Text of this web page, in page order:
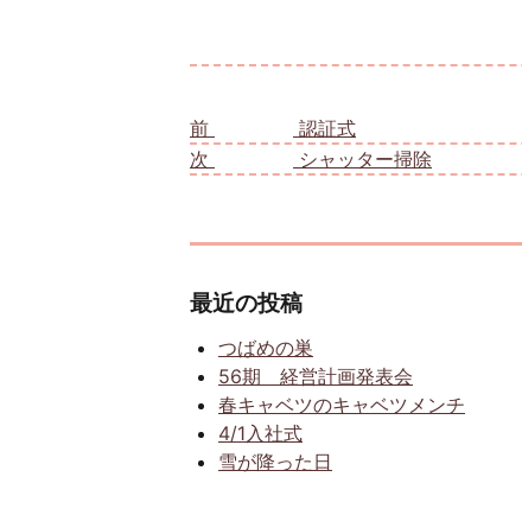
前
認証式
次
シャッター掃除
最近の投稿
つばめの巣
56期 経営計画発表会
春キャベツのキャベツメンチ
4/1入社式
雪が降った日